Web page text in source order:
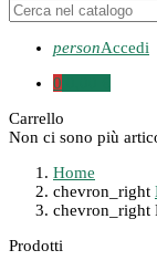
personAccedi
0
Carrello
Non ci sono più
Home
chevron_right
chevron_right
Prodotti